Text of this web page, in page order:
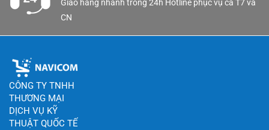
6320R/VAPGiao hàng nhanh trong 24h Hotline phục vụ cả T7 và
CN
CÔNG TY TNHH
THƯƠNG MẠI
DỊCH VỤ KỸ
THUẬT QUỐC TẾ